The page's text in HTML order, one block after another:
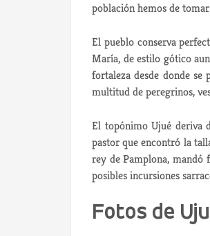
población hemos de
El pueblo conserva
María, de estilo gótico
fortaleza desde donde se
multitud de peregrinos,
El topónimo Ujué deriva
pastor que encontró la
rey de Pamplona, mandó
posibles incursiones
Fotos de